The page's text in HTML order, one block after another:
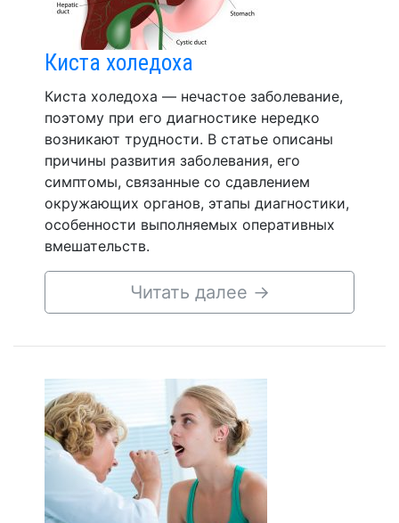
Киста холедоха
Киста холедоха — нечастое заболевание,
поэтому при его диагностике нередко
возникают трудности. В статье описаны
причины развития заболевания, его
симптомы, связанные со сдавлением
окружающих органов, этапы диагностики,
особенности выполняемых оперативных
вмешательств.
Читать далее →